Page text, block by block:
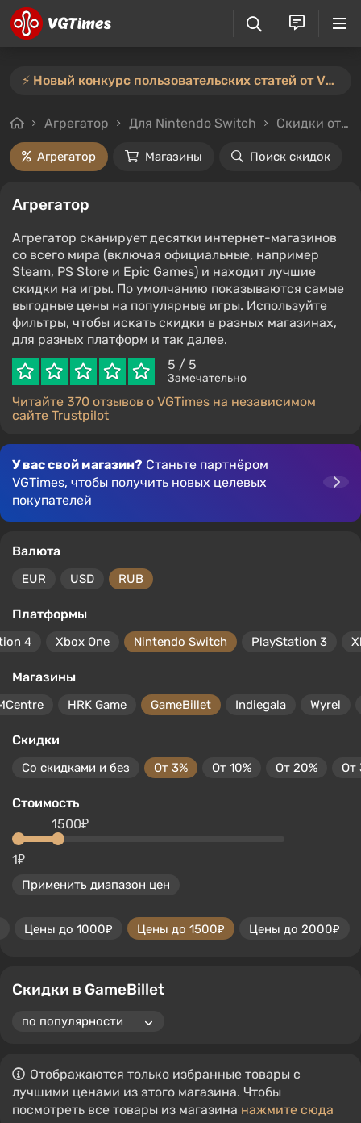
⚡️ Новый конкурс пользовательских статей от VGTimes — участвуйте тут ⚡️
Агрегатор Для Nintendo Switch Скидки от 3%
Агрегатор Магазины Поиск скидок
Агрегатор
Агрегатор сканирует десятки интернет-магазинов
со всего мира (включая официальные, например
Steam, PS Store и Epic Games) и находит лучшие
скидки на игры. По умолчанию показываются самые
выгодные цены на популярные игры. Используйте
фильтры, чтобы искать скидки в разных магазинах,
для разных платформ и так далее.
5 / 5
Замечательно
Читайте 370 отзывов о VGTimes на независимом
сайте Trustpilot
У вас свой магазин? Станьте партнёром
VGTimes, чтобы получить новых целевых
покупателей
Валюта
EUR USD RUB
Платформы
4 Xbox One Nintendo Switch PlayStation 3
Магазины
HRK Game GameBillet Indiegala Wyrel
Скидки
Со скидками и без От 3% От 10% От 20% От
Стоимость
1₽
1500₽
Применить диапазон цен
Цены до 1000₽ Цены до 1500₽ Цены до 2000₽
Скидки в GameBillet
Отображаются только избранные товары с
лучшими ценами из этого магазина. Чтобы
посмотреть все товары из магазина нажмите сюда